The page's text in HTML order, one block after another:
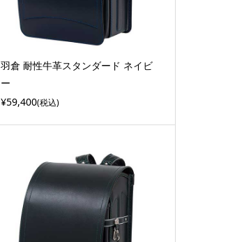
羽倉 耐性牛革スタンダード ネイビ
ー
¥59,400(税込)